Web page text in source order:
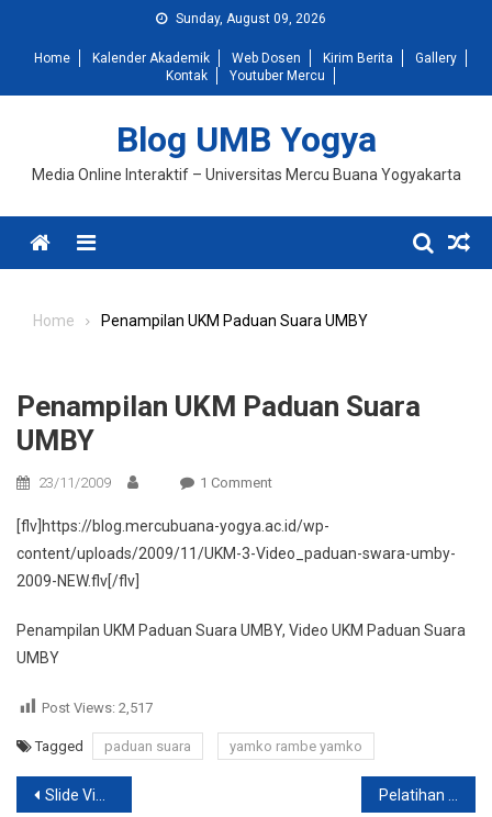
content
Sunday, August 09, 2026
Home Kalender Akademik Web Dosen Kirim Berita
Gallery
Kontak
Youtuber Mercu
Blog UMB Yogya
Media Online Interaktif – Universitas Mercu Buana Yogyakarta
Menu
Home Penampilan UKM Paduan Suara UMBY
Penampilan UKM Paduan Suara
UMBY
23/11/2009 1 CommentOn
UKM
Paduan
[flv]https://blog.mercubuana-yogya.ac.id/wp-
content/uploads/2009/11/UKM-3-Video_paduan-swara-umby-
2009-NEW.flv[/flv]
Penampilan UKM Paduan Suara UMBY, Video UKM Paduan Suara
UMBY
Post Views: 2,517
Tagged paduan suara yamko rambe yamko
Post
Slide Video Yudisium Fak. Psikologi 2009